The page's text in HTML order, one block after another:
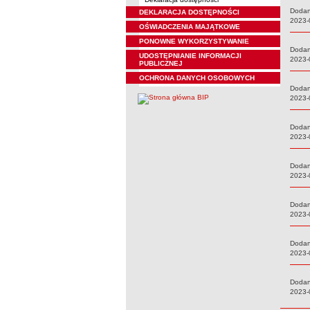
DEKLARACJA DOSTĘPNOŚCI
OŚWIADCZENIA MAJĄTKOWE
PONOWNE WYKORZYSTYWANIE
UDOSTĘPNIANIE INFORMACJI
PUBLICZNEJ
OCHRONA DANYCH OSOBOWYCH
Data:
2023-
Data:
2023-
Data:
2023-
Data:
2023-
Data:
2023-
Data:
2023-
Data:
2023-
Data: